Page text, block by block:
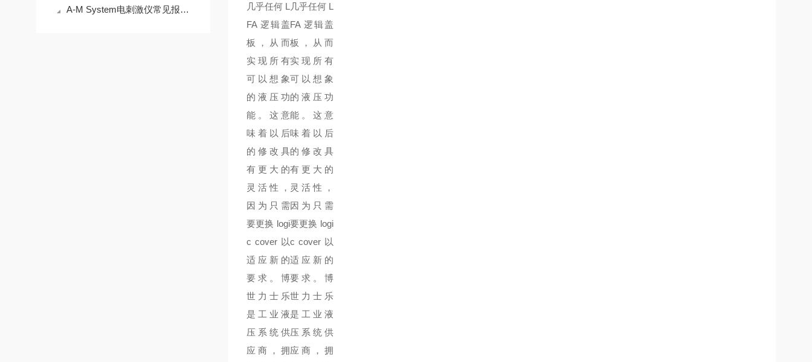
A-M System电刺激仪常见报警代码及输出异常处理
几乎任何 L
FA 逻辑盖
板，从而
实现所有
可以想象
的液压功
能。这意
味着以后
的修改具
有更大的
灵活性，
因为只需
要更换 logi
c cover 以
适应新的
要求。博
世力士乐
是工业液
压系统供
应商，拥
几乎任何 L
FA 逻辑盖
板，从而
实现所有
可以想象
的液压功
能。这意
味着以后
的修改具
有更大的
灵活性，
因为只需
要更换 logi
c cover 以
适应新的
要求。博
世力士乐
是工业液
压系统供
应商，拥